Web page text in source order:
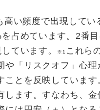
い頻度で出現してい
占めています。2番
ています。
※1 これら
や「リスクオフ」心
とを反映していま
ます。すなわち、